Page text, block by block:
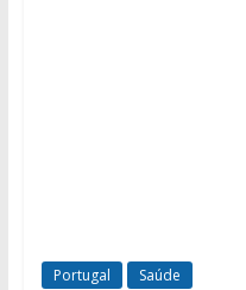
Portugal Saúde